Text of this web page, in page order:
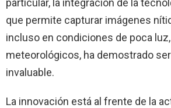
que permite capturar imágenes
incluso en condiciones de poca
meteorológicos, ha demostrado
invaluable.
La innovación está al frente de la